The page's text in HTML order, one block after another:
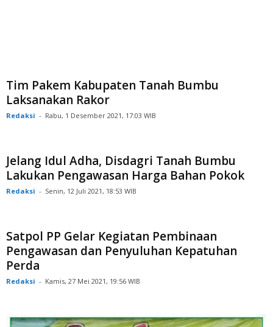
Tim Pakem Kabupaten Tanah Bumbu
Laksanakan Rakor
Redaksi - Rabu, 1 Desember 2021, 17:03 WIB
Jelang Idul Adha, Disdagri Tanah Bumbu
Lakukan Pengawasan Harga Bahan Pokok
Redaksi - Senin, 12 Juli 2021, 18:53 WIB
Satpol PP Gelar Kegiatan Pembinaan
Pengawasan dan Penyuluhan Kepatuhan
Perda
Redaksi - Kamis, 27 Mei 2021, 19:56 WIB